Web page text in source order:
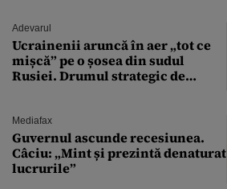
Adevarul
Ucrainenii aruncă în aer „tot ce
mișcă” pe o șosea din sudul
Rusiei. Drumul strategic de
Mediafax
Guvernul ascunde recesiunea.
Câciu: „Mint și prezintă denaturat
lucrurile”